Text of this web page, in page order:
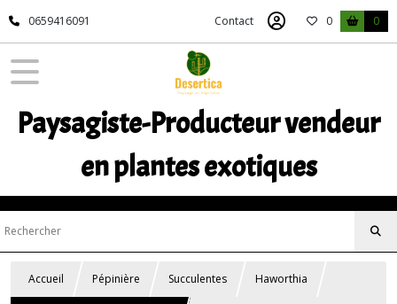
0659416091 Contact 0 0
Paysagiste-Producteur vendeur
en plantes exotiques
Accueil Pépinière Succulentes Haworthia